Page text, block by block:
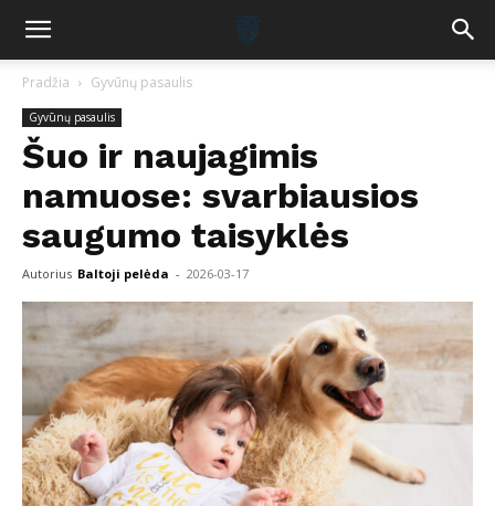
Pradžia Gyvūnų pasaulis
Gyvūnų pasaulis
Šuo ir naujagimis
namuose: svarbiausios
saugumo taisyklės
Autorius Baltoji pelėda - 2026-03-17